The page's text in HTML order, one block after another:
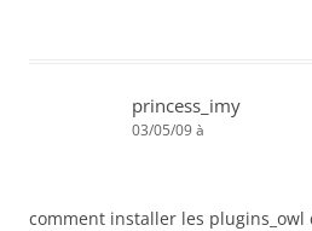
princess_imy
03/05/09 à
comment installer les plugins_owl